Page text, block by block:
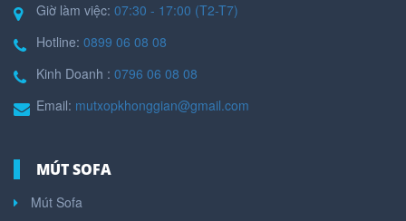
Giờ làm việc: 07:30 - 17:00 (T2-T7)
Hotline: 0899 06 08 08
Kinh Doanh : 0796 06 08 08
Email: mutxopkhonggian@gmail.com
MÚT SOFA
Mút Sofa